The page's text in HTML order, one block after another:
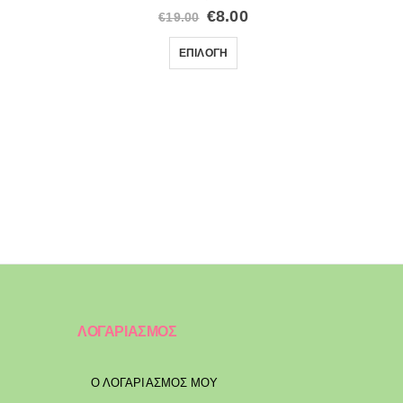
€19.00 €8.00
ΕΠΙΛΟΓΉ
ΛΟΓΑΡΙΑΣΜΟΣ
Ο ΛΟΓΑΡΙΑΣΜΟΣ ΜΟΥ